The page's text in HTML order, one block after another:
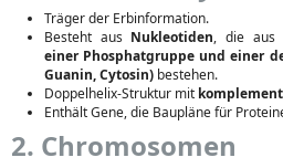
Träger der Erbinformation.
Besteht aus Nukleotiden, die
einer Phosphatgruppe und einer
Guanin, Cytosin) bestehen.
Doppelhelix-Struktur mit
Enthält Gene, die Baupläne für
2. Chromosomen